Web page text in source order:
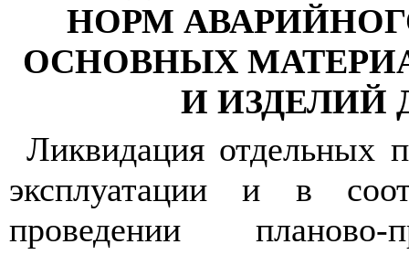
НОРМ
ОСНОВНЫХ
И ИЗДЕЛИЙ
Ликвидация
эксплуатации и в с
проведении планово-